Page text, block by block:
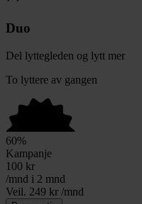
Duo
Del lyttegleden og lytt mer
To lyttere av gangen
60%
Kampanje
100 kr
/mnd i 2 mnd
Veil. 249 kr /mnd